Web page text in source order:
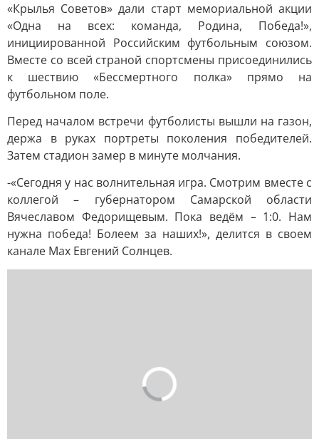
«Крылья Советов» дали старт мемориальной акции
«Одна на всех: команда, Родина, Победа!»,
инициированной Российским футбольным союзом.
Вместе со всей страной спортсмены присоединились
к шествию «Бессмертного полка» прямо на
футбольном поле.
Перед началом встречи футболисты вышли на газон,
держа в руках портреты поколения победителей.
Затем стадион замер в минуте молчания.
-«Сегодня у нас волнительная игра. Смотрим вместе с
коллегой – губернатором Самарской области
Вячеславом Федорищевым. Пока ведём – 1:0. Нам
нужна победа! Болеем за наших!», делится в своем
канале Max Евгений Солнцев.